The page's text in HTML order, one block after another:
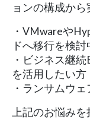
ョンの構成から
・VMwareや
ドへ移行を検
・ビジネス継
を活用したい方
・ランサムウ
上記のお悩み